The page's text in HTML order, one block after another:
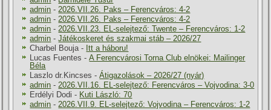
admin -2026.VII.26. Paks – Ferencváros: 4-2
admin -2026.VII.26. Paks – Ferencváros: 4-2
admin -2026.VII.23. EL-selejtező: Twente – Ferencváros: 1-2
admin -Játékoskeret és szakmai stáb – 2026/27
Charbel Bouja- Itt a háboru!
Lucas Fuentes -A Ferencvárosi Torna Club elnökei: Mailinger
Béla
Laszlo dr.Kincses -Átigazolások – 2026/27 (nyár)
admin -2026.VII.16. EL-selejtező: Ferencváros – Vojvodina: 3-0
Erdélyi Dodi - Kuti László: 70
admin -2026.VII.9. EL-selejtező: Vojvodina – Ferencváros: 1-2